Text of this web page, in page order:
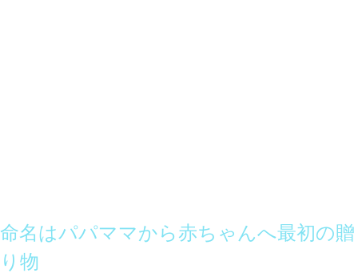
命名はパパママから赤ちゃんへ最初の贈
り物